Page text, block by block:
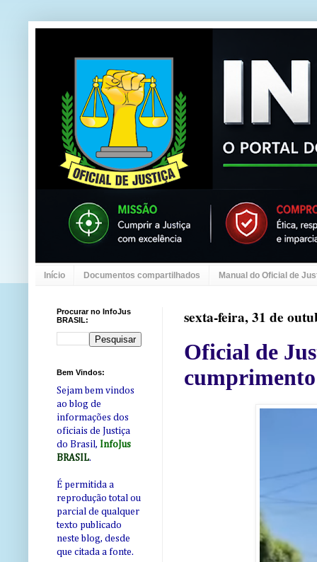
Início Documentos compartilhados Manual do Oficial de
sexta-feira, 31 de
Oficial de
Procurar no InfoJus
BRASIL:
Bem Vindos:
Sejam bem vindos
ao blog de
informações dos
oficiais de Justiça
do Brasil, InfoJus
BRASIL.
É permitida a
reprodução total ou
parcial de qualquer
texto publicado
neste blog, desde
que citada a fonte.